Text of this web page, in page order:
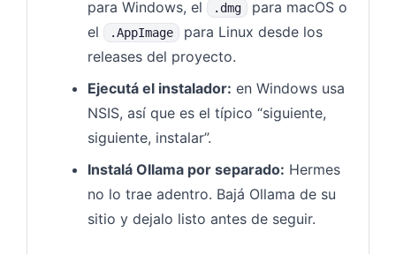
para Windows, el .dmg
para macOS o
el
.AppImage
para Linux desde los
releases del proyecto.
Ejecutá el instalador: en Windows usa
NSIS, así que es el típico “siguiente,
siguiente, instalar”.
Instalá Ollama por separado: Hermes
no lo trae adentro. Bajá Ollama de su
sitio y dejalo listo antes de seguir.